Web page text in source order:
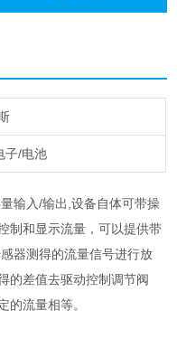
子/电池
输入/输出,设备自体可带操
制和显示流量，可以提供带
器测得的流量信号进行放
的差值去驱动控制调节阀
的流量相等。